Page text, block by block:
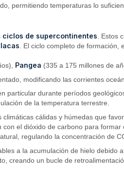
permitiendo temperaturas lo
ciclos de supercontinentes . Estos
. El ciclo completo de
Pangea (335 a 175 millones de
modificando las corrientes
particular durante períodos
de la temperatura terrestre.
cálidas y húmedas que
el dióxido de carbono para
regulando la concentración de
a la acumulación de hielo debido
creando un bucle de